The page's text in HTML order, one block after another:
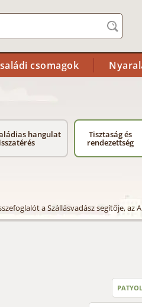
csomagok
hangulat Tisztaság és
rendezettség
a Szállásvadász segítője, az